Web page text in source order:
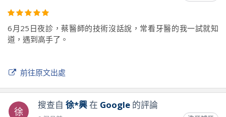
6月25日夜診，蔡醫師的技術沒話說，常看牙醫的我一試就知
道，遇到高手了。
前往原文出處
徐
搜查自 徐*興在 Google的評論